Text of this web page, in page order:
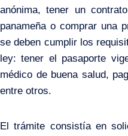
anónima, tener un
panameña o comprar una
se deben cumplir los
ley: tener el pasaporte
médico de buena salud,
entre otros.
El trámite consistía en